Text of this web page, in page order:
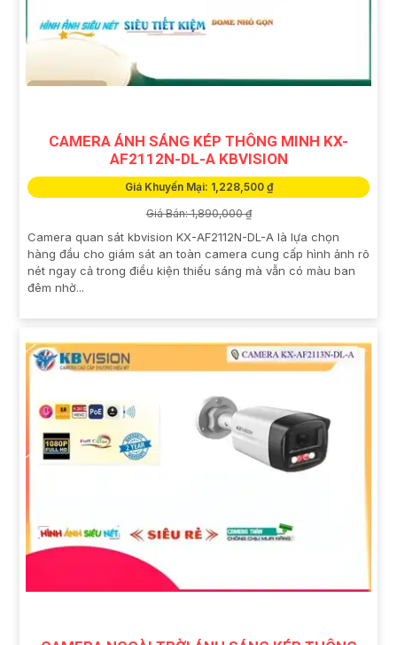
CAMERA ÁNH SÁNG KÉP THÔNG MINH KX-
AF2112N-DL-A KBVISION
Giá Khuyến Mại: 1,228,500 ₫
Giá Bán: 1,890,000 ₫
Camera quan sát kbvision KX-AF2112N-DL-A là lựa chọn
hàng đầu cho giám sát an toàn camera cung cấp hình ảnh rõ
nét ngay cả trong điều kiện thiếu sáng mà vẫn có màu ban
đêm nhờ...